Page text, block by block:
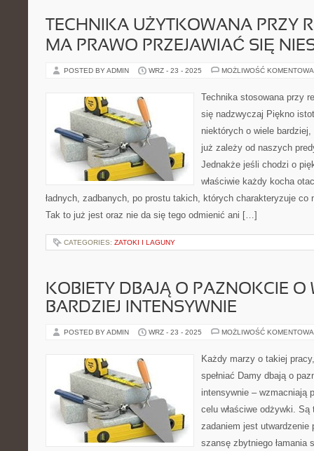
TECHNIKA UŻYTKOWANA PRZY
MA PRAWO PRZEJAWIAĆ SIĘ
POSTED BY ADMIN WRZ - 23 - 2025 MOŻLIWOŚĆ
Technika stosowana przy
się nadzwyczaj Piękno
niektórych o wiele
już zależy od naszych
Jednakże jeśli chodzi o
właściwie każdy kocha
ładnych, zadbanych, po prostu takich, których charakteryzuje co
Tak to już jest oraz nie da się tego odmienić ani […]
CATEGORIES: ZATOKI I LAGUNY
KOBIETY DBAJĄ O PAZNOKCIE O
BARDZIEJ INTENSYWNIE
POSTED BY ADMIN WRZ - 23 - 2025 MOŻLIWOŚĆ
Każdy marzy o takiej
spełniać Damy dbają o
intensywnie – wzmacniają
celu właściwe odżywki.
zadaniem jest
szansę zbytniego łamania